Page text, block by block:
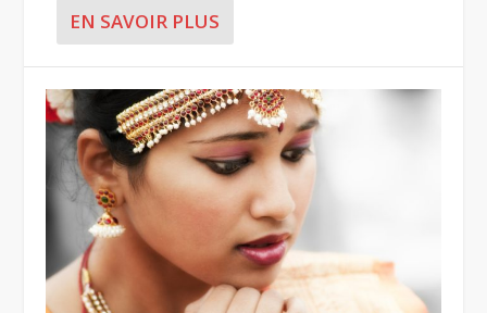
EN SAVOIR PLUS